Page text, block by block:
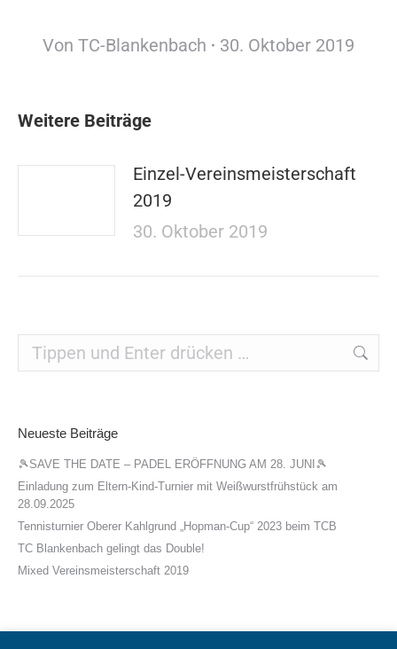
Von TC-Blankenbach 30. Oktober 2019
Weitere Beiträge
Einzel-Vereinsmeisterschaft
2019
30. Oktober 2019
Neueste Beiträge
🎾SAVE THE DATE – PADEL ERÖFFNUNG AM 28. JUNI🎾
Einladung zum Eltern-Kind-Turnier mit Weißwurstfrühstück am
28.09.2025
Tennisturnier Oberer Kahlgrund „Hopman-Cup“ 2023 beim TCB
TC Blankenbach gelingt das Double!
Mixed Vereinsmeisterschaft 2019